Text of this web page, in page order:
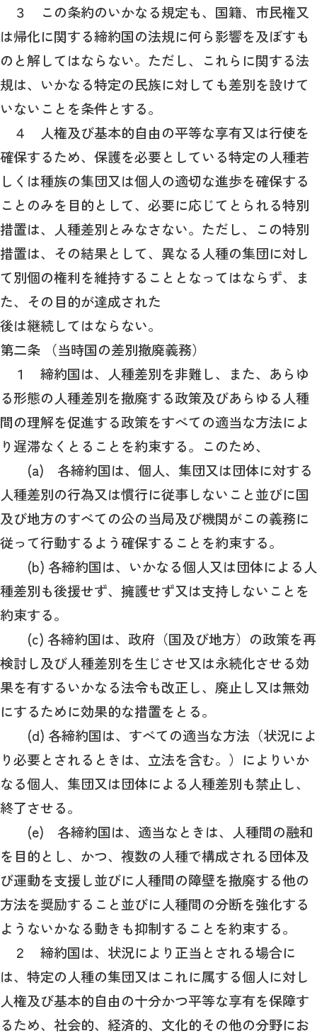
３ この条約のいかなる規定も、国籍、市民権又
は帰化に関する締約国の法規に何ら影響を及ぼすも
のと解してはならない。ただし、これらに関する法
規は、いかなる特定の民族に対しても差別を設けて
いないことを条件とする。
４ 人権及び基本的自由の平等な享有又は行使を
確保するため、保護を必要としている特定の人種若
しくは種族の集団又は個人の適切な進歩を確保する
ことのみを目的として、必要に応じてとられる特別
措置は、人種差別とみなさない。ただし、この特別
措置は、その結果として、異なる人種の集団に対し
て別個の権利を維持することとなってはならず、ま
た、その目的が達成された
後は継続してはならない。
第二条 （当時国の差別撤廃義務）
１ 締約国は、人種差別を非難し、また、あらゆ
る形態の人種差別を撤廃する政策及びあらゆる人種
間の理解を促進する政策をすべての適当な方法によ
り遅滞なくとることを約束する。このため、
(a) 各締約国は、個人、集団又は団体に対する
人種差別の行為又は慣行に従事しないこと並びに国
及び地方のすべての公の当局及び機関がこの義務に
従って行動するよう確保することを約束する。
(b) 各締約国は、いかなる個人又は団体による人
種差別も後援せず、擁護せず又は支持しないことを
約束する。
(c) 各締約国は、政府（国及び地方）の政策を再
検討し及び人種差別を生じさせ又は永続化させる効
果を有するいかなる法令も改正し、廃止し又は無効
にするために効果的な措置をとる。
(d) 各締約国は、すべての適当な方法（状況によ
り必要とされるときは、立法を含む。）によりいか
なる個人、集団又は団体による人種差別も禁止し、
終了させる。
(e) 各締約国は、適当なときは、人種間の融和
を目的とし、かつ、複数の人種で構成される団体及
び運動を支援し並びに人種間の障壁を撤廃する他の
方法を奨励すること並びに人種間の分断を強化する
ようないかなる動きも抑制することを約束する。
２ 締約国は、状況により正当とされる場合に
は、特定の人種の集団又はこれに属する個人に対し
人権及び基本的自由の十分かつ平等な享有を保障す
るため、社会的、経済的、文化的その他の分野にお